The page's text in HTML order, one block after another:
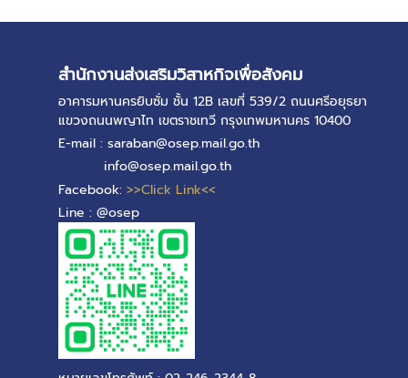
สำนักงานส่งเสริมวิสาหกิจเพื่อสังคม
อาคารมหานครยิบซั่ม ชั้น 12B เลขที่ 539/2 ถนนศรีอยุธยา
แขวงถนนพญาไท เขตราชเทวี กรุงเทพมหานคร 10400
E-mail : saraban@osep.mail.go.th
info@osep.mail.go.th
Facebook: >>Click Link<<
Line : @osep